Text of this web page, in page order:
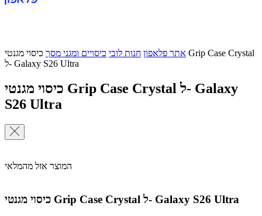
אתר פלאפון חנות לובי כיסויים ומגני מסך כיסוי מגנטי Grip Case Crystal
ל- Galaxy S26 Ultra
כיסוי מגנטי Grip Case Crystal ל- Galaxy
S26 Ultra
המוצר אזל מהמלאי
כיסוי מגנטי Grip Case Crystal ל- Galaxy S26 Ultra